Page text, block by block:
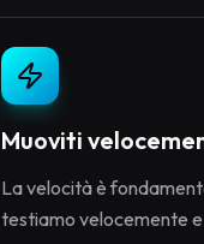
Muoviti
La velocità è
testiamo velocemente